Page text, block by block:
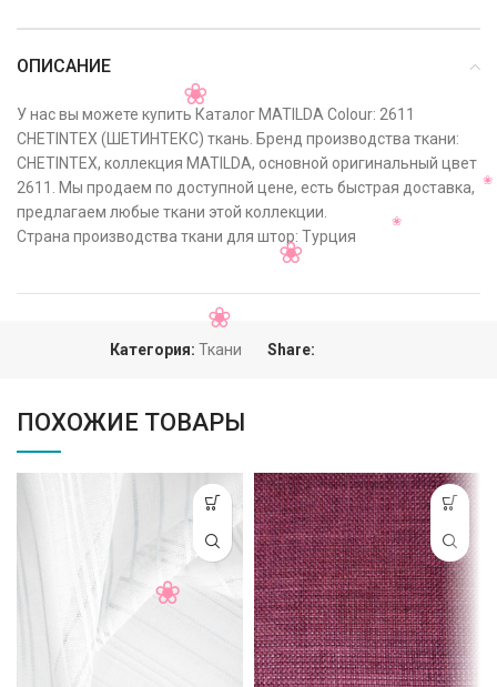
ОПИСАНИЕ
У нас вы можете купить Каталог MATILDA Colour: 2611
CHETINTEX (ШЕТИНТЕКС) ткань. Бренд производства ткани:
CHETINTEX, коллекция MATILDA, основной оригинальный цвет
2611. Мы продаем по доступной цене, есть быстрая доставка,
предлагаем любые ткани этой коллекции.
Страна производства ткани для штор: Турция
Категория: Ткани Share:
ПОХОЖИЕ ТОВАРЫ